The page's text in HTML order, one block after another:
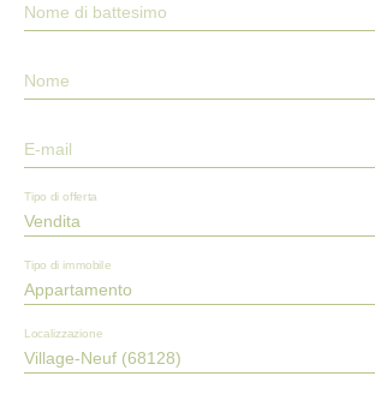
Nome di battesimo
Nome
E-mail
Vendita
Tipo di offerta
Appartamento
Tipo di immobile
Village-Neuf (68128)
Localizzazione